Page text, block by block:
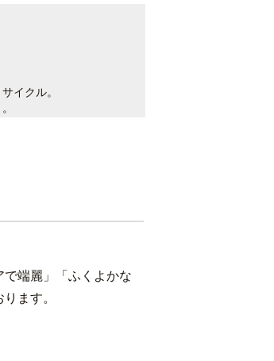
イクル。
端麗」「ふくよかな
ます。